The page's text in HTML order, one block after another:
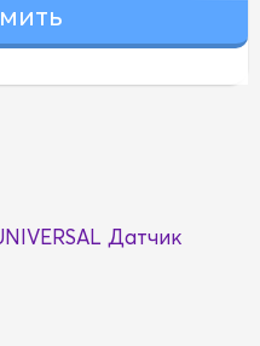
Датчик